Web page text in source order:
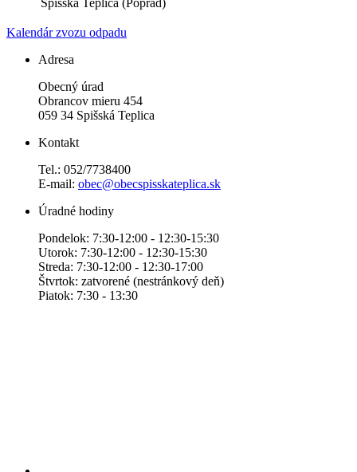
Kalendár zvozu odpadu
Adresa
Obecný úrad
Obrancov mieru 454
059 34 Spišská Teplica
Kontakt
Tel.: 052/7738400
E-mail: obec@obecspisskateplica.sk
Úradné hodiny
Pondelok: 7:30-12:00 - 12:30-15:30
Utorok: 7:30-12:00 - 12:30-15:30
Streda: 7:30-12:00 - 12:30-17:00
Štvrtok: zatvorené (nestránkový deň)
Piatok: 7:30 - 13:30